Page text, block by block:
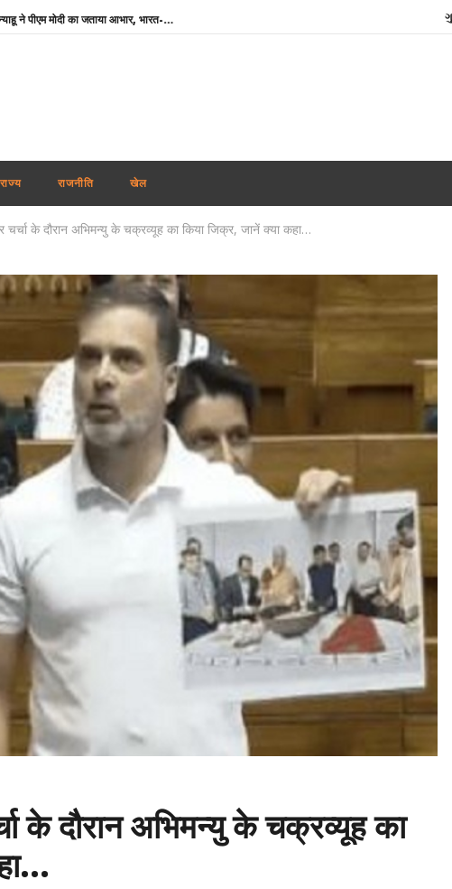
‘मेरे मित्र, धन्यवाद’ : नेतन्याहू ने पीएम मोदी का जताया आभार, भारत-इजराइल रिश्ते मजबूत करने पर जोर
शेयर बाजार में गिरावट के साथ कारोबारी सप्ताह का समापन, सेंसेक्स 456 अंक टूटा, निफ्टी 65 अंक कमजोर
बांग्लादेश ने बिजली व गैस संकट के बीच भारत से अधिक डीजल सप्लाई की अपील की
झारखंड : छात्रों की सरकार के साथ पहले दौर की बातचीत खत्म, आंदोलन जारी रखने पर अडिग
राज्य राजनीति खेल
चर्चा के दौरान अभिमन्यु के चक्रव्यूह का किया जिक्र, जानें क्या कहा…
के दौरान अभिमन्यु के चक्रव्यूह का